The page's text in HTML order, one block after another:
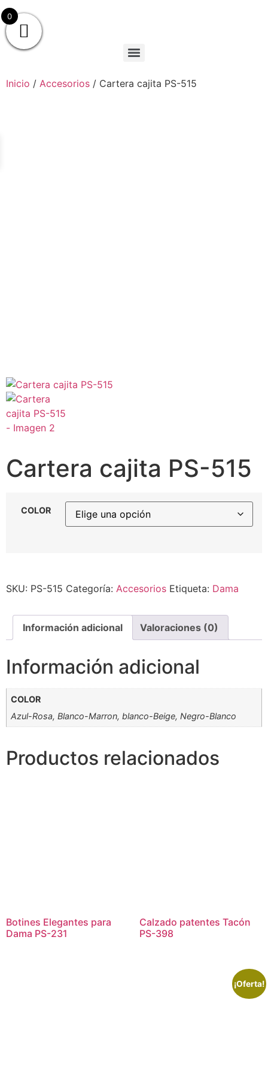
Inicio / Accesorios / Cartera cajita PS-515
Cartera cajita PS-515
COLOR
SKU: PS-515 Categoría: Accesorios Etiqueta: Dama
Información adicional Valoraciones (0)
Información adicional
COLOR
Azul-Rosa, Blanco-Marron, blanco-Beige, Negro-Blanco
Productos relacionados
Botines Elegantes para
Dama PS-231
Calzado patentes Tacón
PS-398
¡Oferta!
0